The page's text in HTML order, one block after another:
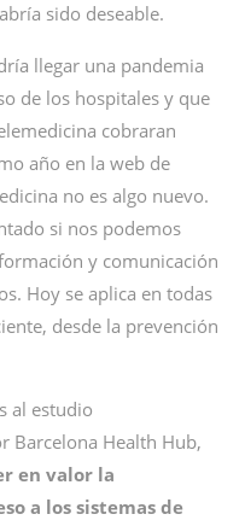
sido deseable.
llegar una pandemia
de los hospitales y que
cobraran
año en la web de
no es algo nuevo.
si nos podemos
y comunicación
Hoy se aplica en todas
desde la prevención
al estudio
Barcelona Health Hub,
en valor la
a los sistemas de